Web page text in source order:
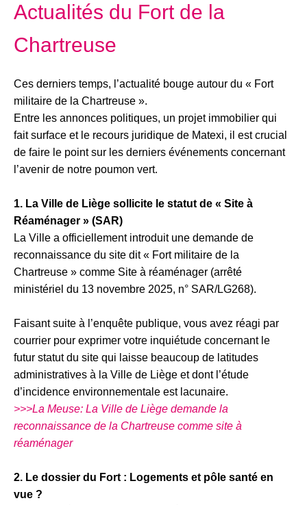
Actualités du Fort de la
Chartreuse
Ces derniers temps, l’actualité bouge autour du « Fort
militaire de la Chartreuse ».
Entre les annonces politiques, un projet immobilier qui
fait surface et le recours juridique de Matexi, il est crucial
de faire le point sur les derniers événements concernant
l’avenir de notre poumon vert.
1. La Ville de Liège sollicite le statut de « Site à
Réaménager » (SAR)
La Ville a officiellement introduit une demande de
reconnaissance du site dit « Fort militaire de la
Chartreuse » comme Site à réaménager (arrêté
ministériel du 13 novembre 2025, n° SAR/LG268).
Faisant suite à l’enquête publique, vous avez réagi par
courrier pour exprimer votre inquiétude concernant le
futur statut du site qui laisse beaucoup de latitudes
administratives à la Ville de Liège et dont l’étude
d’incidence environnementale est lacunaire.
>>>La Meuse: La Ville de Liège demande la
reconnaissance de la Chartreuse comme site à
réaménager
2. Le dossier du Fort : Logements et pôle santé en
vue ?